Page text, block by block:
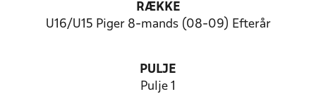
RÆKKE
U16/U15 Piger 8-mands (08-09) Efterår
PULJE
Pulje 1